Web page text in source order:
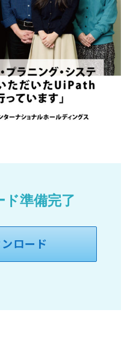
ド準備完了
ロード